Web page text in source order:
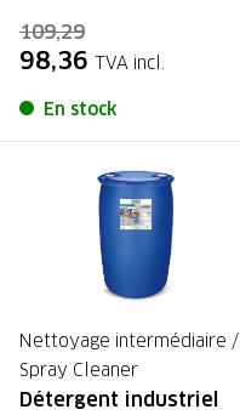
109,29
98,36 TVA incl.
En stock
Nettoyage intermédiaire /
Spray Cleaner
Détergent industriel